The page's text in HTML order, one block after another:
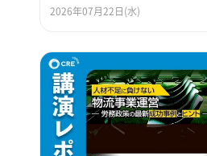
2026年07月22日(水)